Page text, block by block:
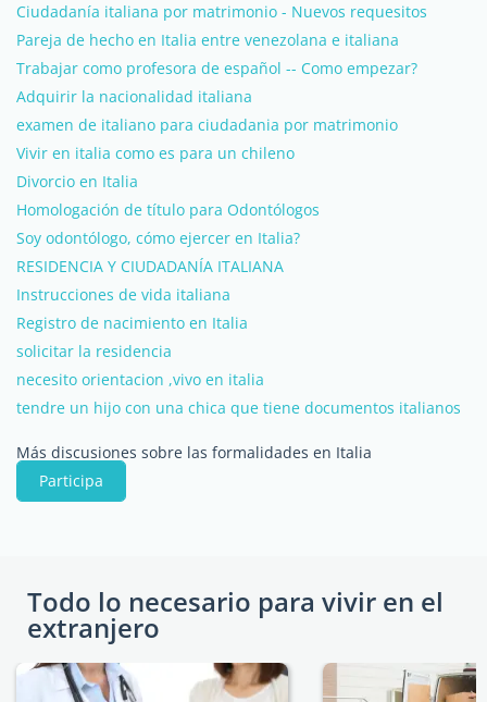
Ciudadanía italiana por matrimonio - Nuevos requesitos
Pareja de hecho en Italia entre venezolana e italiana
Trabajar como profesora de español -- Como empezar?
Adquirir la nacionalidad italiana
examen de italiano para ciudadania por matrimonio
Vivir en italia como es para un chileno
Divorcio en Italia
Homologación de título para Odontólogos
Soy odontólogo, cómo ejercer en Italia?
RESIDENCIA Y CIUDADANÍA ITALIANA
Instrucciones de vida italiana
Registro de nacimiento en Italia
solicitar la residencia
necesito orientacion ,vivo en italia
tendre un hijo con una chica que tiene documentos italianos
Más discusiones sobre las formalidades en Italia
Participa
Todo lo necesario para vivir en el
extranjero